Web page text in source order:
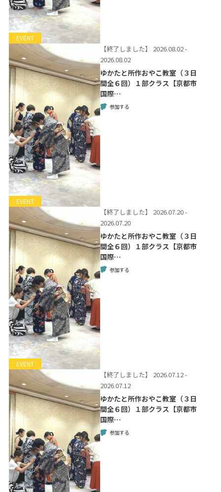
EVENT
EVENT
【終了しました】
2026.08.02 -
2026.08.02
ゆかたと所作おやこ教室（３日
間全６回）１部クラス【京都市
国際…
参加する
EVENT
【終了しました】
2026.07.20 -
2026.07.20
ゆかたと所作おやこ教室（３日
間全６回）１部クラス【京都市
国際…
参加する
【終了しました】
2026.07.12 -
2026.07.12
ゆかたと所作おやこ教室（３日
間全６回）１部クラス【京都市
国際…
参加する